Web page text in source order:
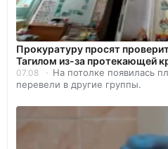
Прокуратуру просят
Тагилом из-за протекающей
07.08
На потолке появилась
перевели в другие группы.